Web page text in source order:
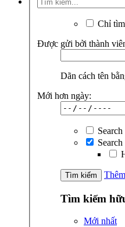
Chỉ
Được gửi bởi thành
Dãn cách tên
Mới hơn ngày:
Tìm kiếm
Mới nhất